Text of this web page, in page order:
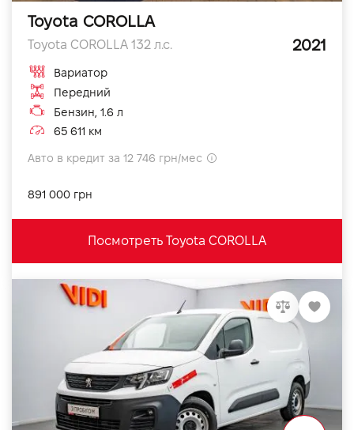
Toyota COROLLA
Toyota COROLLA 132 л.с. 2021
Вариатор
Передний
Бензин, 1.6 л
65 611 км
Авто в кредит за 12 746 грн/мес
891 000 грн
Посмотреть Toyota COROLLA